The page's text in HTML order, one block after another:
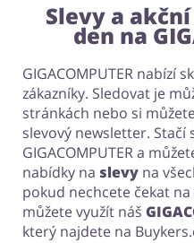
Slevy a
den na
GIGACOMPUTER nabízí
zákazníky. Sledovat je
stránkách nebo si
slevový newsletter. Stačí
GIGACOMPUTER a
nabídky na slevy na
pokud nechcete čekat
můžete využít náš
který najdete na